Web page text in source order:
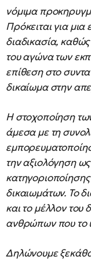
νόμιμα
Πρόκειται για μια
διαδικασία, καθώς
του αγώνα των
επίθεση στο
δικαίωμα στην
Η στοχοποίηση
άμεσα με τη
την αξιολόγηση
δικαιωμάτων. Το
και το μέλλον του
ανθρώπων που το
Δηλώνουμε